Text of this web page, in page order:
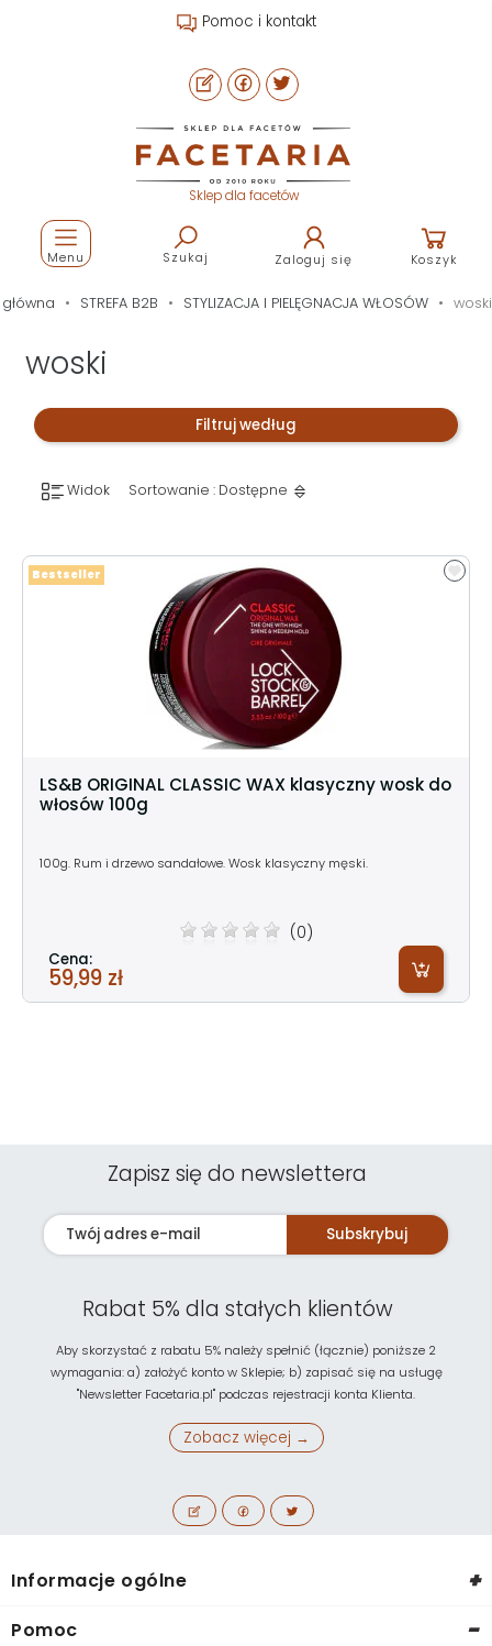
Pomoc i kontakt
Sklep dla facetów
Szukaj Zaloguj się Koszyk
Menu
STREFA B2B STYLIZACJA I PIELĘGNACJA WŁOSÓW woski
woski
Filtruj według
Widok Sortowanie : Dostępne
LS&B ORIGINAL CLASSIC WAX klasyczny wosk do
włosów 100g
100g. Rum i drzewo sandałowe. Wosk klasyczny męski.
(0)
Cena:
59,99 zł
Bestseller
Zapisz się do newslettera
Subskrybuj
Rabat 5% dla stałych klientów
Aby skorzystać z rabatu 5% należy spełnić (łącznie) poniższe 2
wymagania: a) założyć konto w Sklepie; b) zapisać się na usługę
"Newsletter Facetaria.pl" podczas rejestracji konta Klienta.
Zobacz więcej →
Informacje ogólne +
Pomoc -